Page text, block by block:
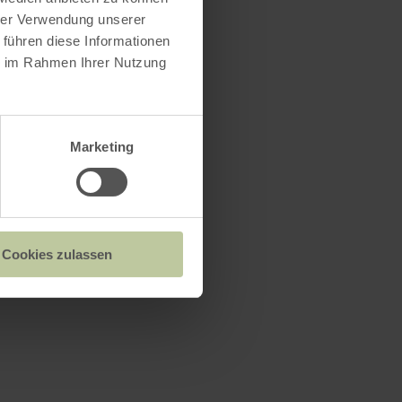
Verwendung unserer
diese Informationen
Rahmen Ihrer Nutzung
Marketing
Cookies zulassen